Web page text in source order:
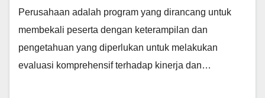
Perusahaan adalah program yang dirancang untuk
membekali peserta dengan keterampilan dan
pengetahuan yang diperlukan untuk melakukan
evaluasi komprehensif terhadap kinerja dan…